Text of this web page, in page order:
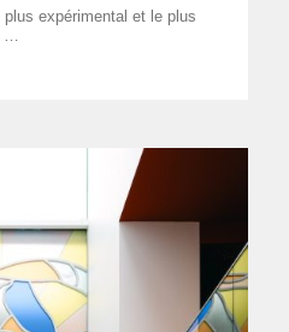
plus expérimental et le plus